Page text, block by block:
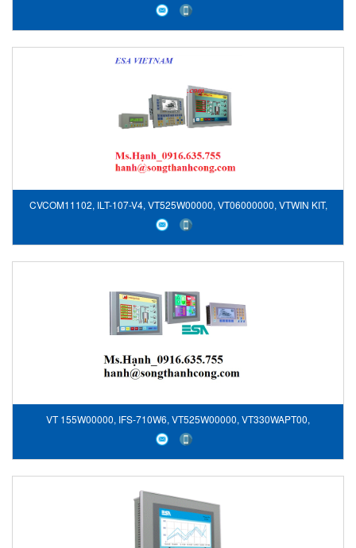
hình hiển thị ESA, ESA Vietnam
CVCOM11102, ILT-107-V4, VT525W00000, VT06000000, VTWIN KIT,
Màn hình hiển thị ESA, ESA Vietnam
VT 155W00000, IFS-710W6, VT525W00000, VT330WAPT00,
VT190WA0000, Màn hình hiển thị ESA, ESA Vietnam